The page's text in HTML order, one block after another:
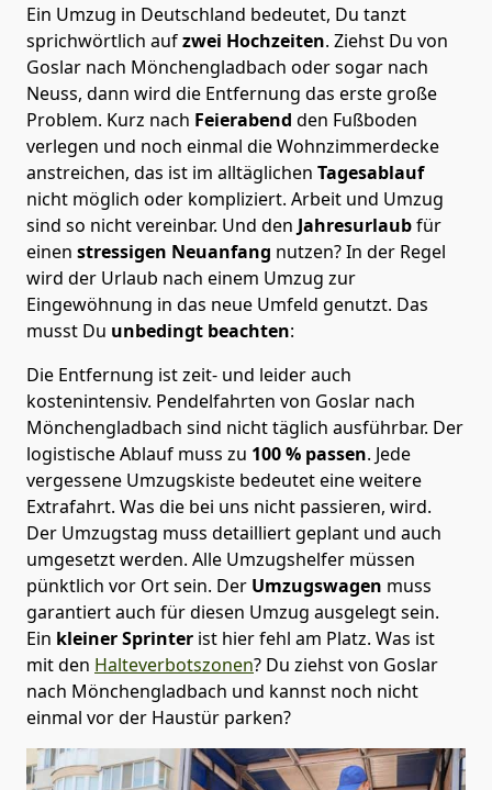
Ein Umzug in Deutschland bedeutet, Du tanzt
sprichwörtlich aufzwei Hochzeiten. Ziehst Du von
Goslar nach Mönchen­gladbach oder sogar nach
Neuss, dann wird die Entfernung das erste große
Problem. Kurz nach Feierabend den Fußboden
verlegen und noch einmal die Wohnzimmerdecke
anstreichen, das ist im alltäglichen Tagesablauf
nicht möglich oder kompliziert. Arbeit und Umzug
sind so nicht vereinbar. Und den Jahresurlaubfür
einen stressigen Neuanfang nutzen? In der Regel
wird der Urlaub nach einem Umzug zur
Eingewöhnung in das neue Umfeld genutzt. Das
musst Du unbedingt beachten:
Die Entfernung ist zeit- und leider auch
kostenintensiv. Pendelfahrten von Goslar nach
Mönchen­gladbach sind nicht täglich ausführbar. Der
logistische Ablauf muss zu 100 % passen. Jede
vergessene Umzugskiste bedeutet eine weitere
Extrafahrt. Was die bei uns nicht passieren, wird.
Der Umzugstag muss detailliert geplant und auch
umgesetzt werden. Alle Umzugshelfer müssen
pünktlich vor Ort sein. Der Umzugswagen muss
garantiert auch für diesen Umzug ausgelegt sein.
Ein kleiner Sprinter ist hier fehl am Platz. Was ist
mit den Halteverbotszonen? Du ziehst von Goslar
nach Mönchen­gladbach und kannst noch nicht
einmal vor der Haustür parken?